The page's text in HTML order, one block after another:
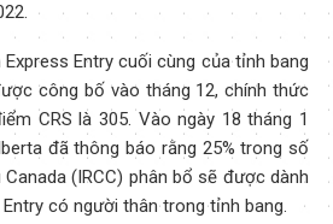
Entry cuối cùng của tỉnh bang
công bố vào tháng 12, chính thức
CRS là 305. Vào ngày 18 tháng 1
đã thông báo rằng 25% trong số
(IRCC) phân bổ sẽ được dành
có người thân trong tỉnh bang.